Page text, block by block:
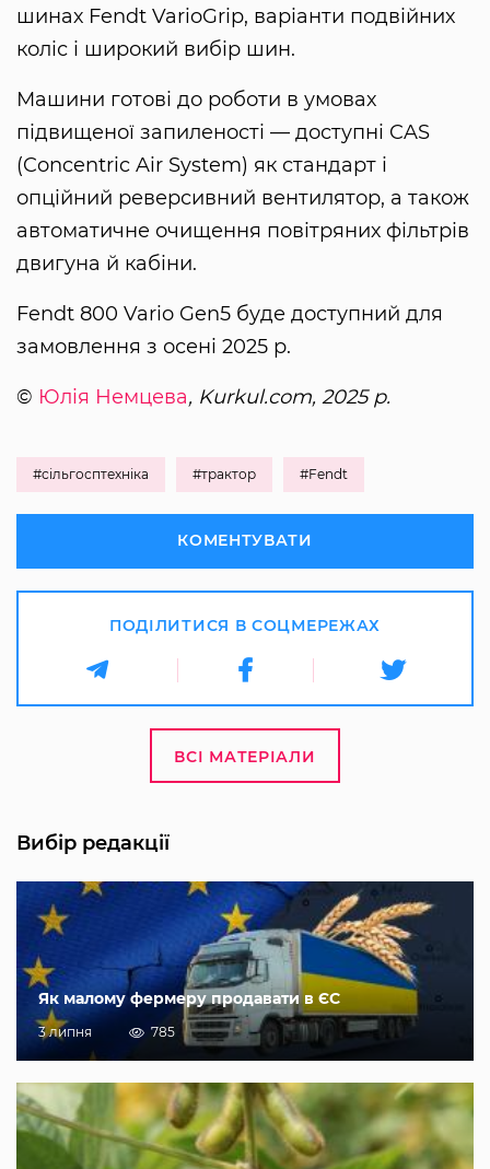
шинах Fendt VarioGrip, варіанти подвійних
коліс і широкий вибір шин.
Машини готові до роботи в умовах
підвищеної запиленості — доступні CAS
(Concentric Air System) як стандарт і
опційний реверсивний вентилятор, а також
автоматичне очищення повітряних фільтрів
двигуна й кабіни.
Fendt 800 Vario Gen5 буде доступний для
замовлення з осені 2025 р.
© Юлія Немцева, Kurkul.com, 2025 р.
#сільгосптехніка #трактор #Fendt
КОМЕНТУВАТИ
ПОДІЛИТИСЯ В СОЦМЕРЕЖАХ
ВСІ МАТЕРІАЛИ
Вибір редакції
Як малому фермеру продавати в ЄС
3 липня 785